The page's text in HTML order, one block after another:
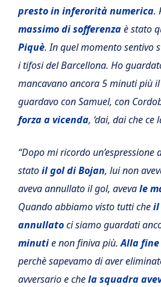
presto in inferorità numerica.
massimo di sofferenzaè stato
Piquè. In quel momento sentivo
i tifosi del Barcellona. Ho
mancavano ancora 5 minuti più
guardavo con Samuel, con
forza a vicenda, ‘dai, dai che ce
“Dopo mi ricordo un’espressione
statoil gol di Bojan, lui non
aveva annullato il gol, avevale
Quando abbiamo visto tutti cheil
annullatoci siamo guardati
minutie non finiva più.Alla
perchè sapevamo di aver
avversario e chela squadra